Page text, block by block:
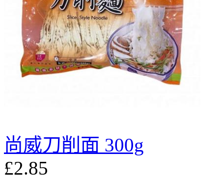
尚威刀削面 300g
£2.85